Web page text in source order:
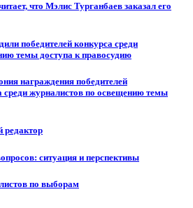
что Мэлис Турганбаев заказал его
победителей конкурса среди
темы доступа к правосудию
награждения победителей
среди журналистов по освещению темы
редактор
ситуация и перспективы
по выборам